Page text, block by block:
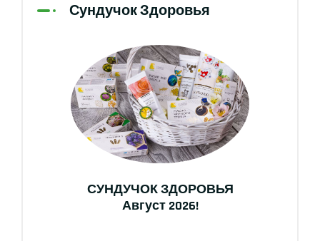
Сундучок Здоровья
СУНДУЧОК ЗДОРОВЬЯ
Август 2026!